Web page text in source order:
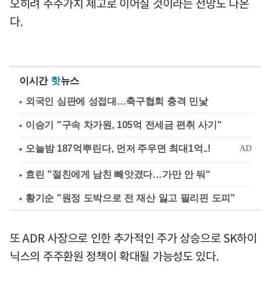
다.
이시간 핫뉴스
외국인 심판에 성접대…축구협회 충격 민낯
이승기 "구속 차가원, 105억 전세금 편취 사기"
효린 "절친에게 남친 빼앗겼다…가만 안 둬"
황기순 "원정 도박으로 전 재산 잃고 필리핀 도피"
또 ADR 사장으로 인한 추가적인 주가 상승으로 SK하이
닉스의 주주환원 정책이 확대될 가능성도 있다.